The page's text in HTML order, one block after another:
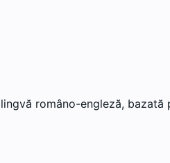
româno-engleză,